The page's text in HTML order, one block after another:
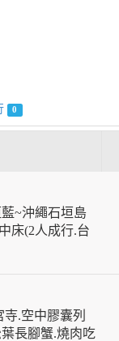
0
~沖繩石垣島
床(2人成行.台
.空中膠囊列
長腳蟹.燒肉吃